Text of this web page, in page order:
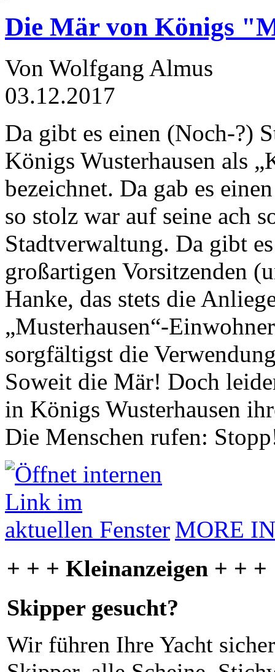
Die Mär von Königs
Von Wolfgang Almus
03.12.2017
Da gibt es einen (Noch-?)
Königs Wusterhausen als
bezeichnet. Da gab es
so stolz war auf seine ach
Stadtverwaltung. Da gibt
großartigen Vorsitzenden
Hanke, das stets die
„Musterhausen“-
sorgfältigst die
Soweit die Mär! Doch
in Königs Wusterhausen
Die Menschen rufen:
MORE
+ + + Kleinanzeigen + + +
Skipper gesucht?
Wir führen Ihre Yacht